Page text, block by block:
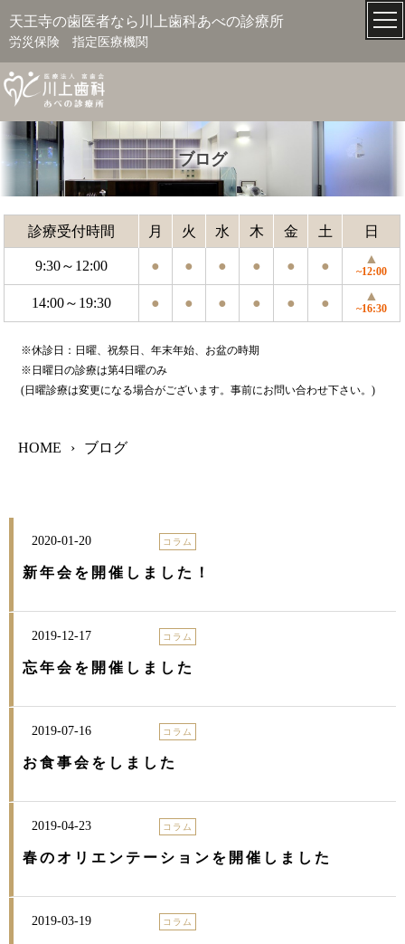
天王寺の歯医者なら川上歯科あべの診療所
労災保険 指定医療機関
ブログ
診療受付時間 月 火 水 木 金 土 日
9:30～12:00 ● ● ● ● ● ● ▲
~12:00
14:00～19:30 ● ● ● ● ● ● ▲
~16:30
※休診日：日曜、祝祭日、年末年始、お盆の時期
※日曜日の診療は第4日曜のみ
(日曜診療は変更になる場合がございます。事前にお問い合わせ下さい。)
HOME › ブログ
2020-01-20 コラム
新年会を開催しました！
2019-12-17 コラム
忘年会を開催しました
2019-07-16 コラム
お食事会をしました
2019-04-23 コラム
春のオリエンテーションを開催しました
2019-03-19 コラム